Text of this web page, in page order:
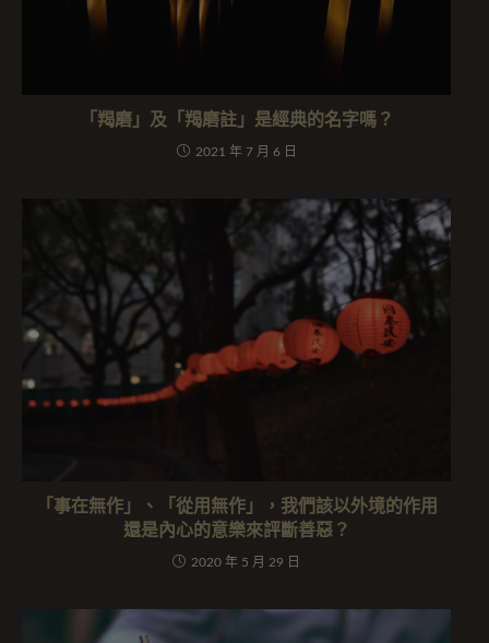
「羯磨」及「羯磨註」是經典的名字嗎？
2021 年 7 月 6 日
「事在無作」、「從用無作」，我們該以外境的作用
還是內心的意樂來評斷善惡？
2020 年 5 月 29 日